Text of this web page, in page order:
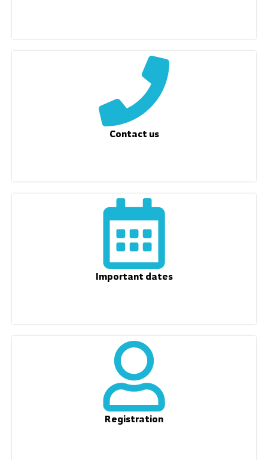
Contact us
Important dates
Registration